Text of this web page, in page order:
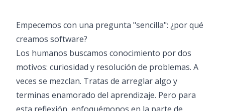
Empecemos con una pregunta "sencilla": ¿por qué
creamos software?
Los humanos buscamos conocimiento por dos
motivos: curiosidad y resolución de problemas. A
veces se mezclan. Tratas de arreglar algo y
terminas enamorado del aprendizaje. Pero para